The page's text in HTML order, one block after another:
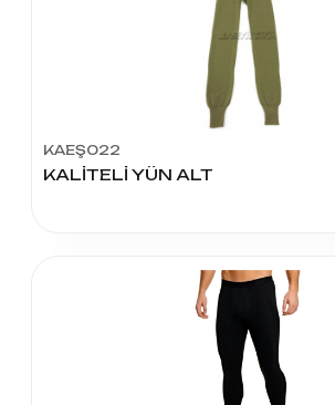
KAEŞ022
KALİTELİ YÜN ALT